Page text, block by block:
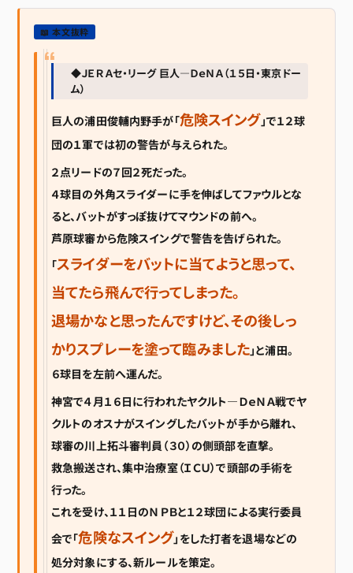
📖 本文抜粋
◆ＪＥＲＡセ・リーグ 巨人―ＤｅＮＡ（１５日・東京ドー
ム）
巨人の浦田俊輔内野手が「危険スイング」で１２球
団の１軍では初の警告が与えられた。
２点リードの７回２死だった。
４球目の外角スライダーに手を伸ばしてファウルとな
ると、バットがすっぽ抜けてマウンドの前へ。
芦原球審から危険スイングで警告を告げられた。
「スライダーをバットに当てようと思って、
当てたら飛んで行ってしまった。
退場かなと思ったんですけど、その後しっ
かりスプレーを塗って臨みました」と浦田。
６球目を左前へ運んだ。
神宮で４月１６日に行われたヤクルト―ＤｅＮＡ戦でヤ
クルトのオスナがスイングしたバットが手から離れ、
球審の川上拓斗審判員（３０）の側頭部を直撃。
救急搬送され、集中治療室（ＩＣＵ）で頭部の手術を
行った。
これを受け、１１日のＮＰＢと１２球団による実行委員
会で「危険なスイング」をした打者を退場などの
処分対象にする、新ルールを策定。